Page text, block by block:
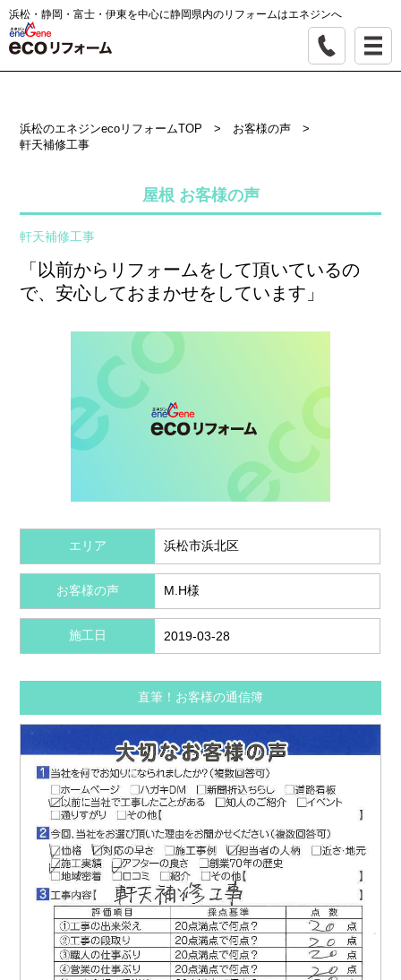
浜松・静岡・富士・伊東を中心に静岡県内のリフォームはエネジンへ
浜松のエネジンecoリフォームTOP > お客様の声 >
軒天補修工事
屋根 お客様の声
軒天補修工事
「以前からリフォームをして頂いているの
で、安心しておまかせをしています」
エリア 浜松市浜北区
お客様の声 M.H様
施工日 2019-03-28
直筆！お客様の通信簿